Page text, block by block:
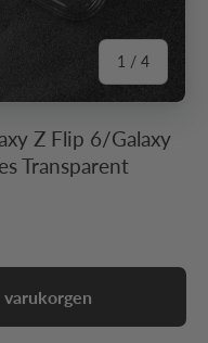
1 / av
4
Z Flip 6/Galaxy
Transparent
varukorgen